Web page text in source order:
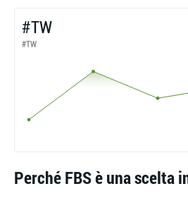
#TW
#TW
Perché FBS è una scelta